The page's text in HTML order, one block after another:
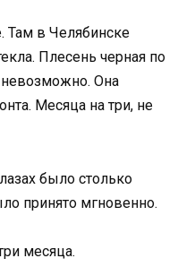
в Челябинске
Плесень черная по
невозможно. Она
Месяца на три, не
было столько
принято мгновенно.
месяца.